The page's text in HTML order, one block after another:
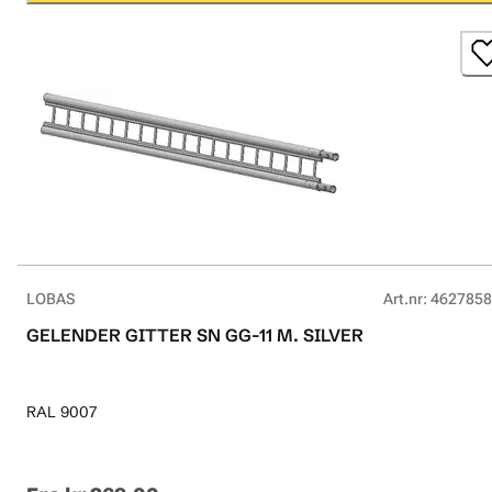
LOBAS Art.nr:
GELENDER GITTER SN GG-11 M. SILVER
RAL 9007